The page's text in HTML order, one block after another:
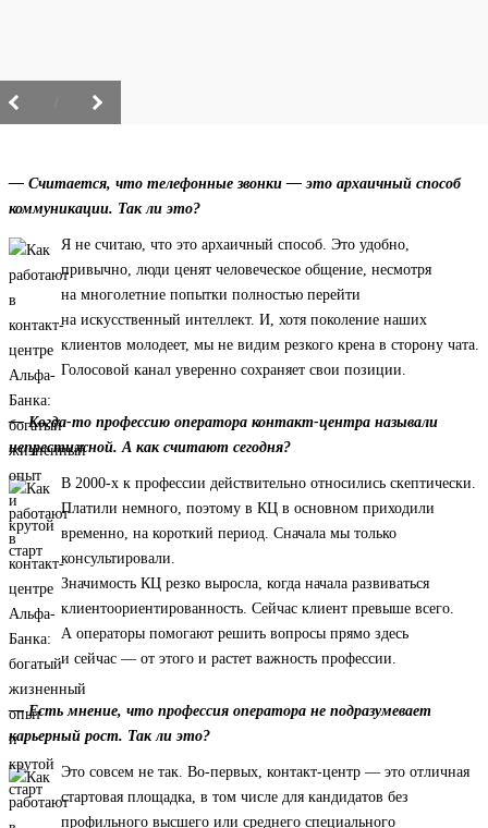
— Считается, что телефонные звонки — это архаичный способ
коммуникации. Так ли это?
Я не считаю, что это архаичный способ. Это удобно,
привычно, люди ценят человеческое общение, несмотря
на многолетние попытки полностью перейти
на искусственный интеллект. И, хотя поколение наших
клиентов молодеет, мы не видим резкого крена в сторону чата.
Голосовой канал уверенно сохраняет свои позиции.
— Когда-то профессию оператора контакт-центра называли
непрестижной. А как считают сегодня?
В 2000-х к профессии действительно относились скептически.
Платили немного, поэтому в КЦ в основном приходили
временно, на короткий период. Сначала мы только
консультировали.
Значимость КЦ резко выросла, когда начала развиваться
клиентоориентированность. Сейчас клиент превыше всего.
А операторы помогают решить вопросы прямо здесь
и сейчас — от этого и растет важность профессии.
— Есть мнение, что профессия оператора не подразумевает
карьерный рост. Так ли это?
Это совсем не так. Во-первых, контакт-центр — это отличная
стартовая площадка, в том числе для кандидатов без
профильного высшего или среднего специального